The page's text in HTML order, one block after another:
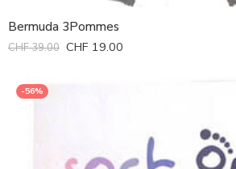
Bermuda 3Pommes
CHF39.00 CHF 19.00
-56%